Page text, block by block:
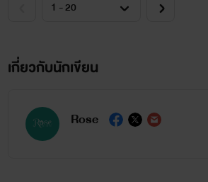
เกี่ยวกับนักเขียน
Rose